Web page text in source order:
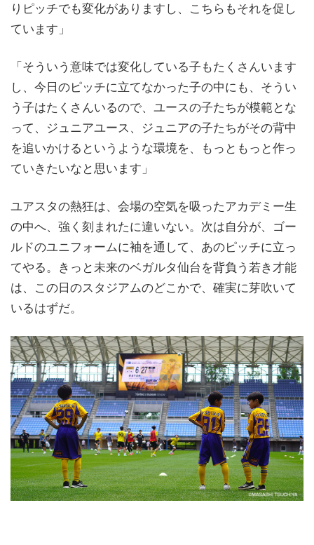
りピッチでも変化がありますし、こちらもそれを促し
ています」
「そういう意味では変化している子もたくさんいます
し、今日のピッチに立てなかった子の中にも、そうい
う子はたくさんいるので、ユースの子たちが模範とな
って、ジュニアユース、ジュニアの子たちがその背中
を追いかけるというような環境を、もっともっと作っ
ていきたいなと思います」
ユアスタの熱狂は、会場の空気を吸ったアカデミー生
の中へ、強く刻まれたに違いない。次は自分が、ゴー
ルドのユニフォームに袖を通して、あのピッチに立っ
てやる。きっと未来のベガルタ仙台を背負う若き才能
は、この日のスタジアムのどこかで、確実に芽吹いて
いるはずだ。